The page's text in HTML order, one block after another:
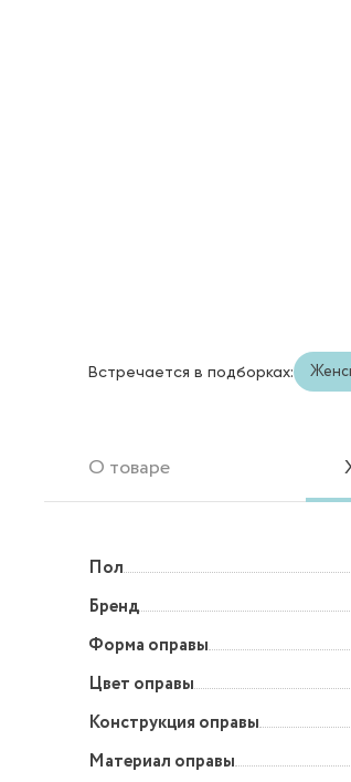
Встречается в подборках:
О товаре
Пол
Бренд
Форма оправы
Цвет оправы
Конструкция оправы
Материал оправы